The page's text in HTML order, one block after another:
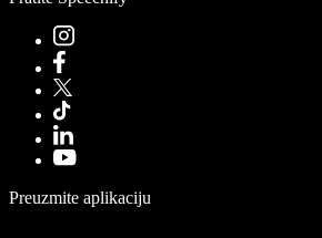
Preuzmite aplikaciju